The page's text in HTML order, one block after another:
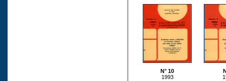
N° 10
1993